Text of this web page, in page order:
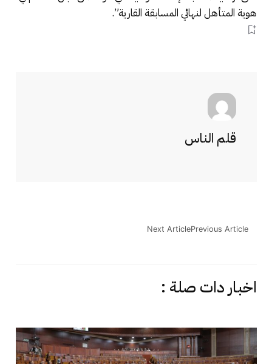
هوية المتأهل لنهائي المسابقة القارية”.
قلم الناس
Previous Article
Next Article
اخبار دات صلة :